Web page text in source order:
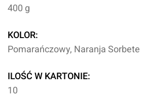
400 g
KOLOR:
Pomarańczowy, Naranja Sorbete
ILOŚĆ W KARTONIE:
10